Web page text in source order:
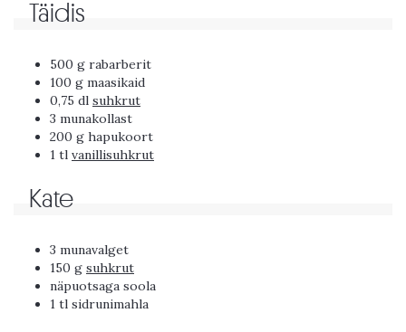
Täidis
500 g rabarberit
100 g maasikaid
0,75 dl suhkrut
3 munakollast
200 g hapukoort
1 tl vanillisuhkrut
Kate
3 munavalget
150 g suhkrut
näpuotsaga soola
1 tl sidrunimahla